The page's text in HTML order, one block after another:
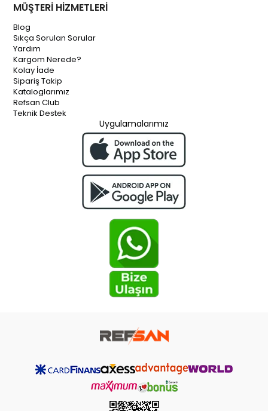
MÜŞTERİ HİZMETLERİ
Blog
Sıkça Sorulan Sorular
Yardım
Kargom Nerede?
Kolay İade
Sipariş Takip
Kataloglarımız
Refsan Club
Teknik Destek
Uygulamalarımız